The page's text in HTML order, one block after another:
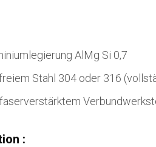
AlMg Si 0,7
Stahl 304 oder 316
: